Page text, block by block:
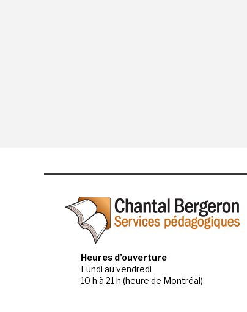
Heures d’ouverture
Lundi au vendredi
10 h à 21 h (heure de Montréal)